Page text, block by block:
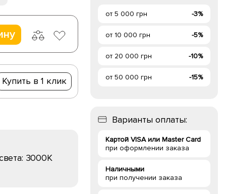
Купить в 1 клик
3000K
от 5 000 грн -3%
от 10 000 грн -5%
от 20 000 грн -10%
от 50 000 грн -15%
Варианты оплаты:
Картой VISA или Master Card
при оформлении заказа
Наличными
при получении заказа